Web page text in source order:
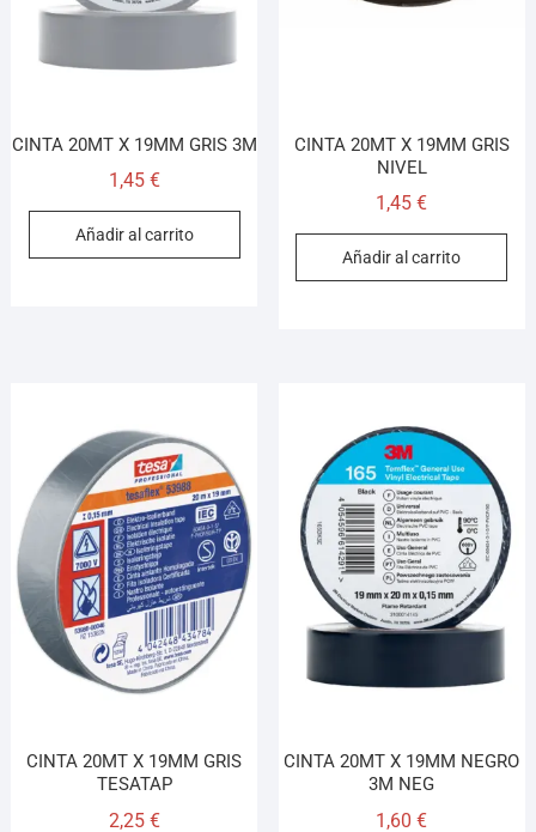
CINTA 20MT X 19MM GRIS 3M
1,45 €
Añadir al carrito
CINTA 20MT X 19MM GRIS
NIVEL
1,45€
Añadir al carrito
CINTA 20MT X 19MM GRIS
TESATAP
2,25 €
CINTA 20MT X 19MM NEGRO
3M NEG
1,60€